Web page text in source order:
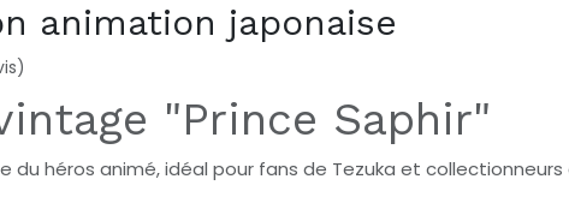
animation japonaise
"Prince Saphir"
du héros animé, idéal pour fans de Tezuka et collectionneurs